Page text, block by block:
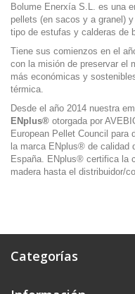
Bolume Enerxía S.L. es una
pellets (en sacos y a granel)
tipo de estufas y calderas de
Tiene sus comienzos en el
con la misión de preservar el
más económicas y
térmica.
Desde el año 2014 nuestra
ENplus® otorgada por
European Pellet Council
la marca ENplus® de calidad
España. ENplus® certifica la
madera hasta el distribuidor/
Categorías